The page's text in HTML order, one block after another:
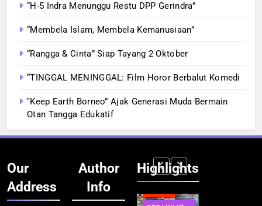
“H-5 Indra Menunggu Restu DPP Gerindra”
“Membela Islam, Membela Kemanusiaan”
“Rangga & Cinta” Siap Tayang 2 Oktober
“TINGGAL MENINGGAL: Film Horor Berbalut Komedi
‟Keep Earth Borneo” Ajak Generasi Muda Bermain
Otan Tangga Edukatif
Our
Address
Author
Info
Highlights
BERITA